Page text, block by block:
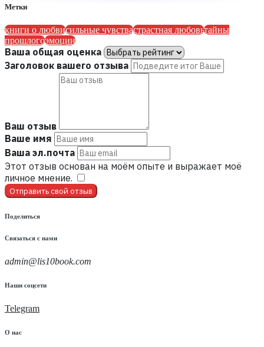
Метки
книги о любвисильные чувствастрастная любовьтайны
прошлогоэмоции
Ваша общая оценка
Заголовок вашего отзыва
Ваш отзыв
Ваше имя
Ваша эл.почта
Этот отзыв основан на моём опыте и выражает моё
личное мнение.
Отправить свой отзыв
Поделиться
Связаться с нами
admin@lis10book.com
Наши соцсети
Telegram
О нас